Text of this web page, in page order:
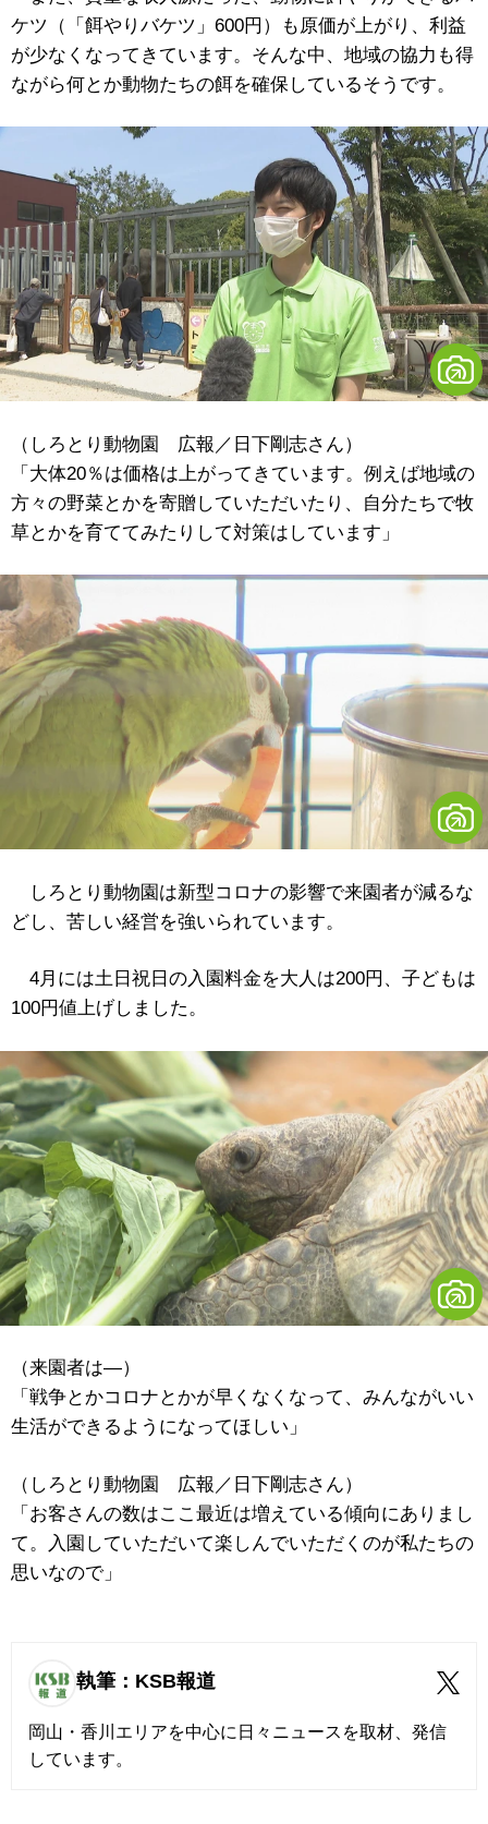
ケツ（「餌やりバケツ」600円）も原価が上がり、利益
が少なくなってきています。そんな中、地域の協力も得
ながら何とか動物たちの餌を確保しているそうです。
（しろとり動物園 広報／日下剛志さん）
「大体20％は価格は上がってきています。例えば地域の
方々の野菜とかを寄贈していただいたり、自分たちで牧
草とかを育ててみたりして対策はしています」
しろとり動物園は新型コロナの影響で来園者が減るな
どし、苦しい経営を強いられています。
4月には土日祝日の入園料金を大人は200円、子どもは
100円値上げしました。
（来園者は―）
「戦争とかコロナとかが早くなくなって、みんながいい
生活ができるようになってほしい」
（しろとり動物園 広報／日下剛志さん）
「お客さんの数はここ最近は増えている傾向にありまし
て。入園していただいて楽しんでいただくのが私たちの
思いなので」
執筆：KSB報道
岡山・香川エリアを中心に日々ニュースを取材、発信
しています。